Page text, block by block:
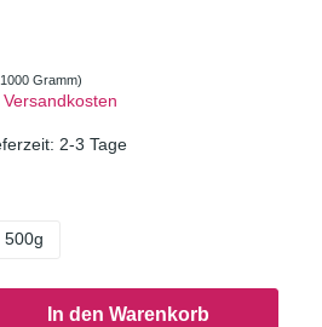
Gramm)
2-3 Tage
500g
In den Warenkorb